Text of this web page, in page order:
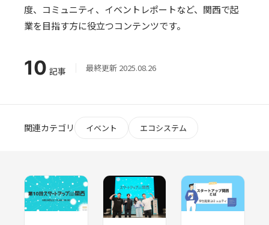
度、コミュニティ、イベントレポートなど、関西で起
業を目指す方に役立つコンテンツです。
10 記事 最終更新 2025.08.26
関連カテゴリ イベント エコシステム